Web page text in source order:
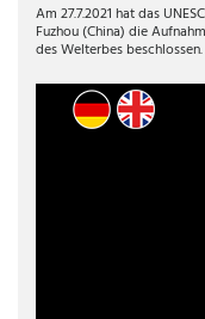
Am 27.7.2021 hat das
Fuzhou (China) die
des Welterbes beschlossen.